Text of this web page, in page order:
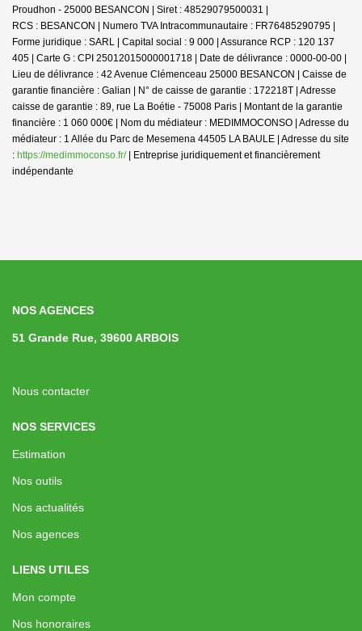
Proudhon - 25000 BESANCON | Siret : 48529079500031 |
RCS : BESANCON | Numero TVA Intracommunautaire : FR76485290795 |
Forme juridique : SARL | Capital social : 9 000 | Assurance RCP : 120 137
405 | Carte G : CPI 25012015000001718 | Date de délivrance : 0000-00-00 |
Lieu de délivrance : 42 Avenue Clémenceau 25000 BESANCON | Caisse de
garantie financière : Galian | N° de caisse de garantie : 172218T | Adresse
caisse de garantie : 89, rue La Boétie - 75008 Paris | Montant de la garantie
financière : 1 060 000€ | Nom du médiateur : MEDIMMOCONSO | Adresse du
médiateur : 1 Allée du Parc de Mesemena 44505 LA BAULE | Adresse du site
: https://medimmoconso.fr/| Entreprise juridiquement et financièrement
indépendante
NOS AGENCES
51 Grande Rue, 39600 ARBOIS
Nous contacter
NOS SERVICES
Estimation
Nos outils
Nos actualités
Nos agences
LIENS UTILES
Mon compte
Nos honoraires